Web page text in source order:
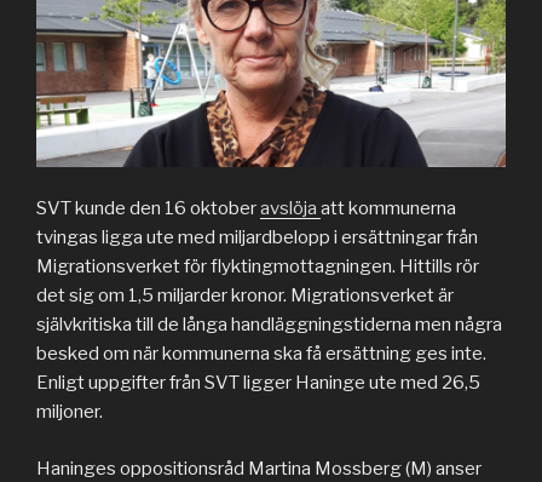
SVT kunde den 16 oktoberavslöja att kommunerna
tvingas ligga ute med miljardbelopp i ersättningar från
Migrationsverket för flyktingmottagningen. Hittills rör
det sig om 1,5 miljarder kronor. Migrationsverket är
självkritiska till de långa handläggningstiderna men några
besked om när kommunerna ska få ersättning ges inte.
Enligt uppgifter från SVT ligger Haninge ute med 26,5
miljoner.
Haninges oppositionsråd Martina Mossberg (M) anser